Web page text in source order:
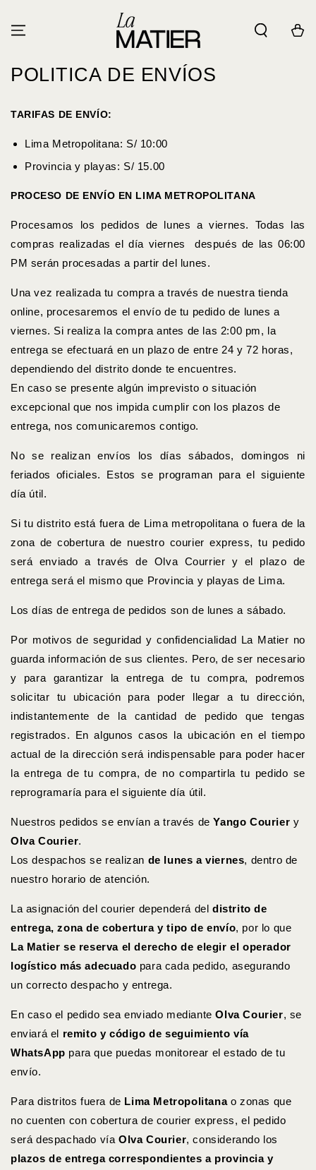
Carrito
POLITICA DE ENVÍOS
TARIFAS DE ENVÍO:
Lima Metropolitana: S/ 10:00
Provincia y playas: S/ 15.00
PROCESO DE ENVÍO EN LIMA METROPOLITANA
Procesamos los pedidos de lunes a viernes. Todas las
compras realizadas el día viernes después de las 06:00
PM serán procesadas a partir del lunes.
Una vez realizada tu compra a través de nuestra tienda
online, procesaremos el envío de tu pedido de lunes a
viernes. Si realiza la compra antes de las 2:00 pm, la
entrega se efectuará en un plazo de entre 24 y 72 horas,
dependiendo del distrito donde te encuentres.
En caso se presente algún imprevisto o situación
excepcional que nos impida cumplir con los plazos de
entrega, nos comunicaremos contigo.
No se realizan envíos los días sábados, domingos ni
feriados oficiales. Estos se programan para el siguiente
día útil.
Si tu distrito está fuera de Lima metropolitana o fuera de la
zona de cobertura de nuestro courier express, tu pedido
será enviado a través de Olva Courrier y el plazo de
entrega será el mismo que Provincia y playas de Lima.
Los días de entrega de pedidos son de lunes a sábado.
Por motivos de seguridad y confidencialidad La Matier no
guarda información de sus clientes. Pero, de ser necesario
y para garantizar la entrega de tu compra, podremos
solicitar tu ubicación para poder llegar a tu dirección,
indistantemente de la cantidad de pedido que tengas
registrados. En algunos casos la ubicación en el tiempo
actual de la dirección será indispensable para poder hacer
la entrega de tu compra, de no compartirla tu pedido se
reprogramaría para el siguiente día útil.
Nuestros pedidos se envían a través deYango Courier y
Olva Courier.
Los despachos se realizan de lunes a viernes, dentro de
nuestro horario de atención.
La asignación del courier dependerá del distrito de
entrega, zona de cobertura y tipo de envío, por lo que
La Matier se reserva el derecho de elegir el operador
logístico más adecuado para cada pedido, asegurando
un correcto despacho y entrega.
En caso el pedido sea enviado medianteOlva Courier, se
enviará el remito y código de seguimiento vía
WhatsApp para que puedas monitorear el estado de tu
envío.
Para distritos fuera de Lima Metropolitanao zonas que
no cuenten con cobertura de courier express, el pedido
será despachado vía Olva Courier, considerando los
plazos de entrega correspondientes a provincia y